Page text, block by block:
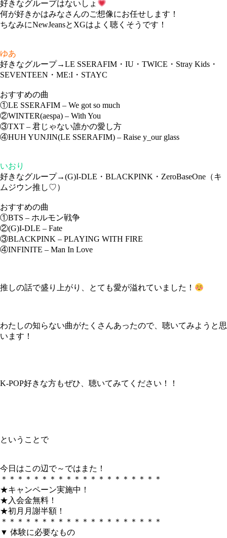
好きなグループはないしょ
何が好きかはみなさんのご想像にお任せします！
ちなみにNewJeansとXGはよく聴くそうです！
ゆあ
好きなグループ→LE SSERAFIM・IU・TWICE・Stray Kids・
SEVENTEEN・ME:I・STAYC
おすすめの曲
①LE SSERAFIM – We got so much
②WINTER(aespa) – With You
③TXT – 君じゃない誰かの愛し方
④HUH YUNJIN(LE SSERAFIM) – Raise y_our glass
いおり
好きなグループ→(G)I-DLE・BLACKPINK・ZeroBaseOne（キ
ムジウン推し♡）
おすすめの曲
①BTS – ホルモン戦争
②(G)I-DLE – Fate
③BLACKPINK – PLAYING WITH FIRE
④INFINITE – Man In Love
推しの話で盛り上がり、とても愛が溢れていました！
わたしの知らない曲がたくさんあったので、聴いてみようと思
います！
K-POP好きな方もぜひ、聴いてみてください！！
ということで
今日はこの辺で～ではまた！
＊＊＊＊＊＊＊＊＊＊＊＊＊＊＊＊＊＊＊＊
★キャンペーン実施中！
★入会金無料！
★初月月謝半額！
＊＊＊＊＊＊＊＊＊＊＊＊＊＊＊＊＊＊＊＊
▼ 体験に必要なもの